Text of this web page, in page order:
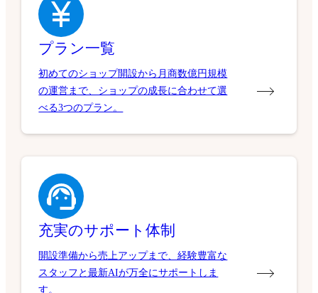
プラン一覧
初めてのショップ開設から月商数億円規模
の運営まで、ショップの成長に合わせて選
べる3つのプラン。
充実のサポート体制
開設準備から売上アップまで、経験豊富な
スタッフと最新AIが万全にサポートしま
す。